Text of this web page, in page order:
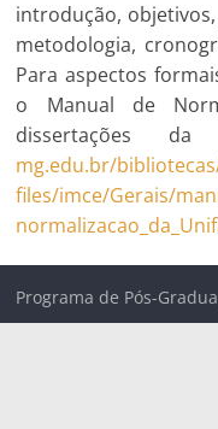
introdução,
metodologia,
Para aspectos
o Manual de
dissertações da
mg.edu.br/
files/imce/Gerais/
Programa de Pós-